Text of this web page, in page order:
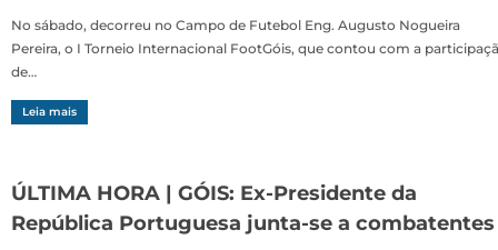
No sábado, decorreu no Campo de Futebol Eng. Augusto Nogueira
Pereira, o I Torneio Internacional FootGóis, que contou com a
de…
Leia mais
ÚLTIMA HORA | GÓIS: Ex-Presidente da
República Portuguesa junta-se a combatentes